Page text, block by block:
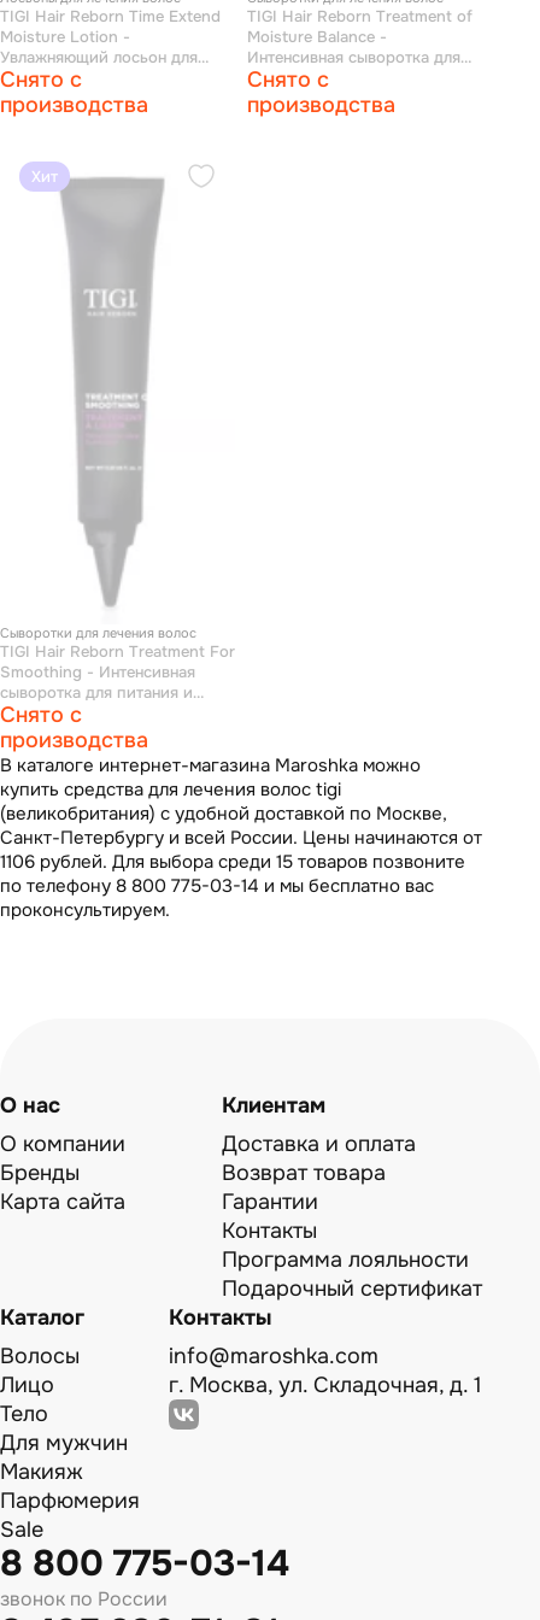
TIGI Hair Reborn Time Extend
Moisture Lotion -
Увлажняющий лосьон для
сухих волос 200 мл
Снято с
производства
TIGI Hair Reborn Treatment of
Moisture Balance -
Интенсивная сыворотка для
увлажнения волос 30*20 мл
Снято с
производства
Хит
Сыворотки для лечения волос
TIGI Hair Reborn Treatment For
Smoothing - Интенсивная
сыворотка для питания и
разглаживания волос 30*20
мл
Снято с
производства
В каталоге интернет-магазина Maroshka можно
купить средства для лечения волос tigi
(великобритания) с удобной доставкой по Москве,
Санкт-Петербургу и всей России. Цены начинаются от
1106 рублей. Для выбора среди 15 товаров позвоните
по телефону 8 800 775-03-14 и мы бесплатно вас
проконсультируем.
О нас
О компании
Бренды
Карта сайта
Клиентам
Доставка и оплата
Возврат товара
Гарантии
Контакты
Программа лояльности
Подарочный сертификат
Каталог
Волосы
Лицо
Тело
Для мужчин
Макияж
Парфюмерия
Sale
Контакты
info@maroshka.com
г. Москва, ул. Складочная, д. 1
8 800 775-03-14
звонок по России